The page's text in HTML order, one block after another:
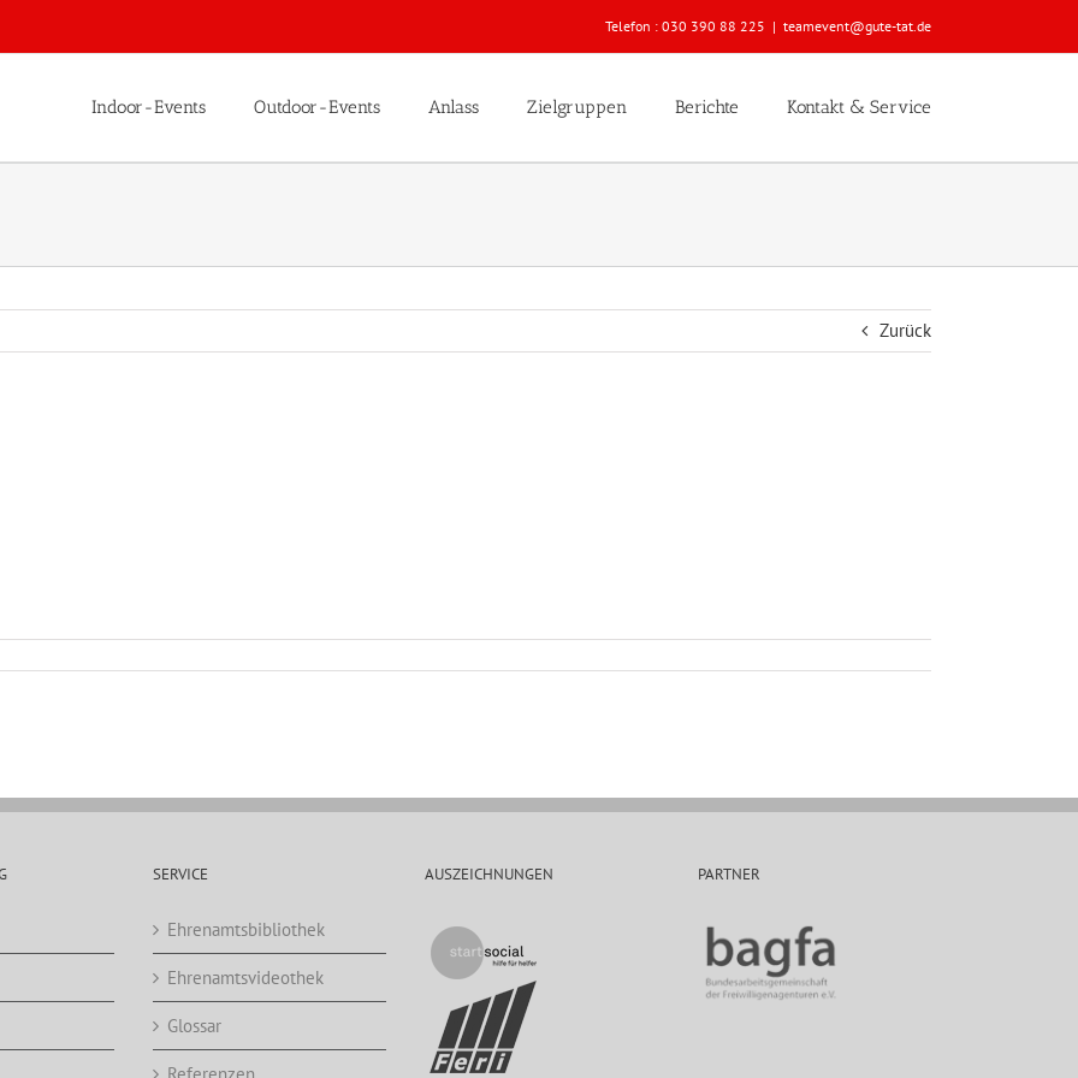
Telefon : 030 390 88 225 | teamevent@gute-tat.de
Indoor-Events Outdoor-Events Anlass Zielgruppen Berichte Kontakt & Service
Zurück
SERVICE
Ehrenamtsbibliothek
Ehrenamtsvideothek
Glossar
AUSZEICHNUNGEN PARTNER